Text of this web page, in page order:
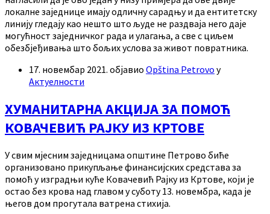
локалне заједнице имају одличну сарадњу и да ентитетску
линију гледају као нешто што људе не раздваја него даје
могућност заједничког рада и улагања, а све с циљем
обезбјеђивања што бољих услова за живот повратника.
17. новембар 2021. објавио Opština Petrovo у
Актуелности
ХУМАНИТАРНА АКЦИЈА ЗА ПОМОЋ
КОВАЧЕВИЋ РАЈКУ ИЗ КРТОВЕ
У свим мјесним заједницама општине Петрово биће
организовано прикупљање финансијских средстава за
помоћ у изградњи куће Ковачевић Рајку из Кртове, који је
остао без крова над главом у суботу 13. новембра, када је
његов дом прогутала ватрена стихија.